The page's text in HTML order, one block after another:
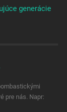
generácie
pre nás. Napr: